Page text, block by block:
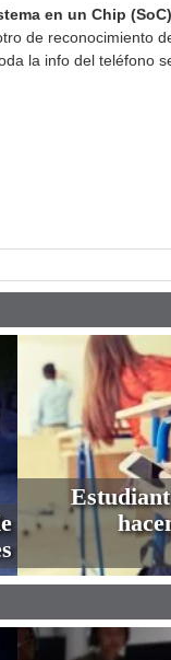
en un Chip
de reconocimiento
la info del teléfono